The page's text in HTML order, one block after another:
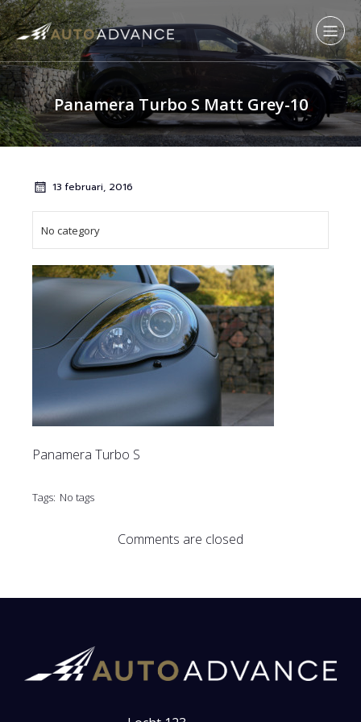
Panamera Turbo S Matt Grey-10
13 februari, 2016
No category
Panamera Turbo S
Tags: No tags
Comments are closed